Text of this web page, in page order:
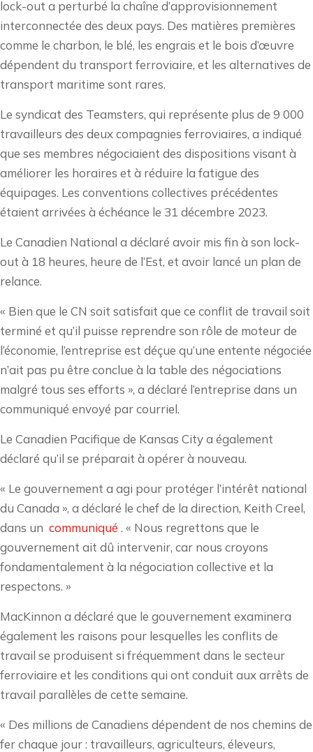
lock-out a perturbé la chaîne d’approvisionnement
interconnectée des deux pays. Des matières premières
comme le charbon, le blé, les engrais et le bois d’œuvre
dépendent du transport ferroviaire, et les alternatives de
transport maritime sont rares.
Le syndicat des Teamsters, qui représente plus de 9 000
travailleurs des deux compagnies ferroviaires, a indiqué
que ses membres négociaient des dispositions visant à
améliorer les horaires et à réduire la fatigue des
équipages. Les conventions collectives précédentes
étaient arrivées à échéance le 31 décembre 2023.
Le Canadien National a déclaré avoir mis fin à son lock-
out à 18 heures, heure de l’Est, et avoir lancé un plan de
relance.
« Bien que le CN soit satisfait que ce conflit de travail soit
terminé et qu’il puisse reprendre son rôle de moteur de
l’économie, l’entreprise est déçue qu’une entente négociée
n’ait pas pu être conclue à la table des négociations
malgré tous ses efforts », a déclaré l’entreprise dans un
communiqué envoyé par courriel.
Le Canadien Pacifique de Kansas City a également
déclaré qu’il se préparait à opérer à nouveau.
« Le gouvernement a agi pour protéger l’intérêt national
du Canada », a déclaré le chef de la direction, Keith Creel,
dans un communiqué . « Nous regrettons que le
gouvernement ait dû intervenir, car nous croyons
fondamentalement à la négociation collective et la
respectons. »
MacKinnon a déclaré que le gouvernement examinera
également les raisons pour lesquelles les conflits de
travail se produisent si fréquemment dans le secteur
ferroviaire et les conditions qui ont conduit aux arrêts de
travail parallèles de cette semaine.
« Des millions de Canadiens dépendent de nos chemins de
fer chaque jour : travailleurs, agriculteurs, éleveurs,